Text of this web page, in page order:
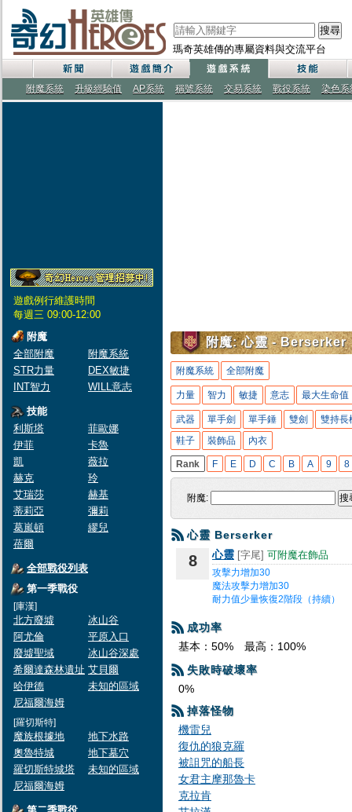
瑪奇英雄傳的專屬資料與交流平台
搜尋
附魔系統 升級經驗值 AP系統 稱號系統 交易系統 戰役系統 染色系
遊戲例行維護時間
每週三 09:00-12:00
附魔
全部附魔
附魔系統
STR力量
DEX敏捷
INT智力
WILL意志
技能
利斯塔
菲歐娜
伊菲
卡魯
凱
薇拉
赫克
玲
艾瑞莎
赫基
蒂莉亞
彌莉
葛嵐頓
繆兒
蓓爾
全部戰役列表
第一季戰役
[庫漢]
北方廢墟
冰山谷
阿尤倫
平原入口
廢墟聖域
冰山谷深處
希爾達森林遺址 艾貝爾
哈伊德
未知的區域
尼福爾海姆
[羅切斯特]
魔族根據地
地下水路
奧魯特城
地下墓穴
羅切斯特城塔
未知的區域
尼福爾海姆
附魔: 心靈 - Berserker
附魔系統 全部附魔
力量 智力 敏捷 意志 最大生命值
武器 單手劍 單手錘 雙劍
雙持長
鞋子
裝飾品 內衣
Rank F E D C B A 9 8
附魔: 搜
心靈 Berserker
8 心靈 [字尾] 可附魔在飾品
攻擊力增加30
魔法攻擊力增加30
耐力值少量恢復2階段（持續）
成功率
基本：50%
最高：100%
失敗時破壞率
0%
掉落怪物
機雷兒
復仇的狼克羅
被詛咒的船長
女君主摩那魯卡
克拉肯